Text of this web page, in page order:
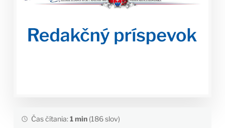
Čas čítania:1 min(186 slov)